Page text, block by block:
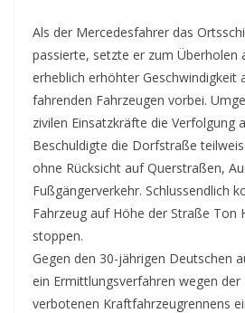
Als der Mercedesfahrer das
passierte, setzte er zum Überholen
erheblich erhöhter Geschwindigkeit
fahrenden Fahrzeugen vorbei.
zivilen Einsatzkräfte die Verfolgung
Beschuldigte die Dorfstraße
ohne Rücksicht auf Querstraßen,
Fußgängerverkehr. Schlussendlich
Fahrzeug auf Höhe der Straße Ton
stoppen.
Gegen den 30-jährigen Deutschen
ein Ermittlungsverfahren wegen
verbotenen Kraftfahrzeugrennens